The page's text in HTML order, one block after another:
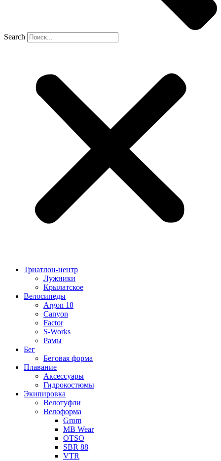
Search
Триатлон-центр
Лужники
Крылатское
Велосипеды
Argon 18
Canyon
Factor
S-Works
Рамы
Бег
Беговая форма
Плавание
Аксессуары
Гидрокостюмы
Экипировка
Велотуфли
Велоформа
Grom
MB Wear
OTSO
SBR 88
VTR